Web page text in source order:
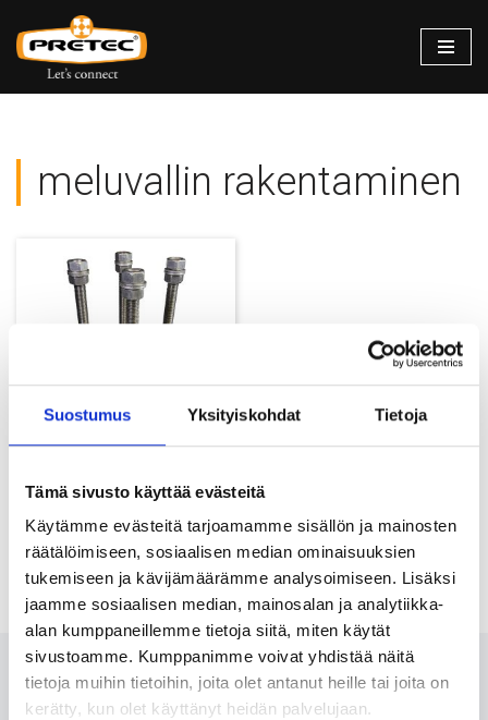
Suostumus Yksityiskohdat Tietoja
Tämä sivusto käyttää evästeitä
Käytämme evästeitä tarjoamamme sisällön ja mainosten
räätälöimiseen, sosiaalisen median ominaisuuksien
tukemiseen ja kävijämäärämme analysoimiseen. Lisäksi
jaamme sosiaalisen median, mainosalan ja analytiikka-
alan kumppaneillemme tietoja siitä, miten käytät
sivustoamme. Kumppanimme voivat yhdistää näitä
tietoja muihin tietoihin, joita olet antanut heille tai joita on
kerätty, kun olet käyttänyt heidän palvelujaan.
Siirry
suoraan
meluvallin rakentaminen
Pulttiryhmät
Ota meihin yhteyttä 24/7